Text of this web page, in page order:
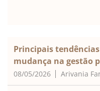
Principais
mudança na gestão
08/05/2026 Arivania